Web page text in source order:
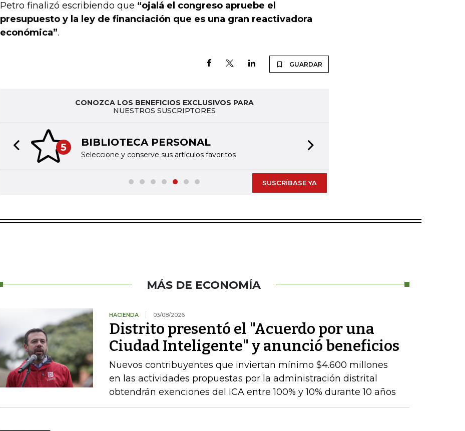
Petro finalizó escribiendo que “ojalá el congreso apruebe el
presupuesto y la ley de financiación que es una gran reactivadora
económica”.
GUARDAR
CONOZCA LOS BENEFICIOS EXCLUSIVOS PARA
NUESTROS SUSCRIPTORES
5 BIBLIOTECA PERSONAL
Seleccione y conserve sus artículos favoritos
Previous slide
SUSCRÍBASE YA
MÁS DE ECONOMÍA
HACIENDA 03/08/2026
Distrito presentó el "Acuerdo por una
Ciudad Inteligente" y anunció beneficios
Nuevos contribuyentes que inviertan mínimo $4.600 millones
en las actividades propuestas por la administración distrital
obtendrán exenciones del ICA entre 100% y 10% durante 10 años